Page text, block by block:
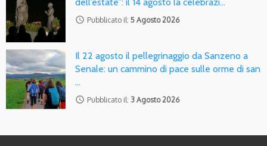
access_time Pubblicato il: 5 Agosto 2026
Il 22 agosto il pellegrinaggio da Sanzeno a
Senale: un cammino di pace sulle orme di san
…
access_time Pubblicato il: 3 Agosto 2026